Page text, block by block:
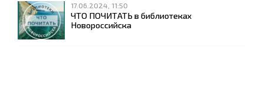
17.06.2024, 11:50
ЧТО ПОЧИТАТЬ в библиотеках
Новороссийска